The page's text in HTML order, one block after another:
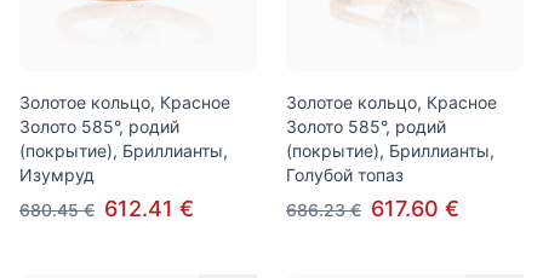
Золотое кольцо, Красное
Золото 585°, родий
(покрытие), Бриллианты,
Изумруд
680.45 € 612.41 €
Золотое кольцо, Красное
Золото 585°, родий
(покрытие), Бриллианты,
Голубой топаз
686.23 € 617.60 €